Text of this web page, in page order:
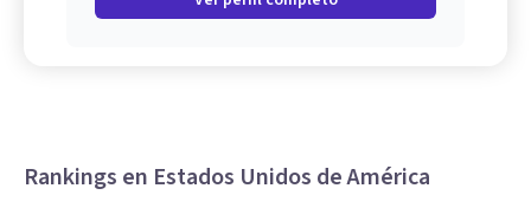
Rankings en Estados Unidos de América